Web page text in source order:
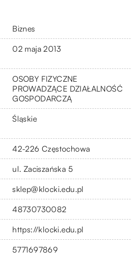
Biznes
02 maja 2013
OSOBY FIZYCZNE
PROWADZĄCE DZIAŁALNOŚĆ
GOSPODARCZĄ
Śląskie
42-226 Częstochowa
ul. Zaciszańska 5
sklep@klocki.edu.pl
48730730082
https://klocki.edu.pl
5771697869